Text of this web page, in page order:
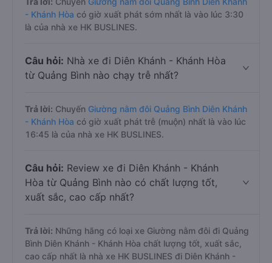
- Khánh Hòa có giờ xuất phát sớm nhất là vào lúc 3:30
là của nhà xe HK BUSLINES.
Câu hỏi: Nhà xe đi Diên Khánh - Khánh Hòa
từ Quảng Bình nào chạy trễ nhất?
Trả lời: Chuyến Giường nằm đôi Quảng Bình Diên Khánh
- Khánh Hòa có giờ xuất phát trễ (muộn) nhất là vào lúc
16:45 là của nhà xe HK BUSLINES.
Câu hỏi: Review xe đi Diên Khánh - Khánh
Hòa từ Quảng Bình nào có chất lượng tốt,
xuất sắc, cao cấp nhất?
Trả lời: Những hãng có loại xe Giường nằm đôi đi Quảng
Bình Diên Khánh - Khánh Hòa chất lượng tốt, xuất sắc,
cao cấp nhất là nhà xe HK BUSLINES đi Diên Khánh -